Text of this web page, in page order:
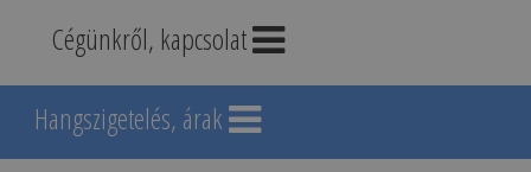
Cégünkről, kapcsolat
Hangszigetelés, árak